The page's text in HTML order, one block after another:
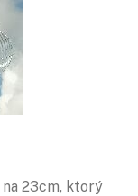
na 23cm, ktorý